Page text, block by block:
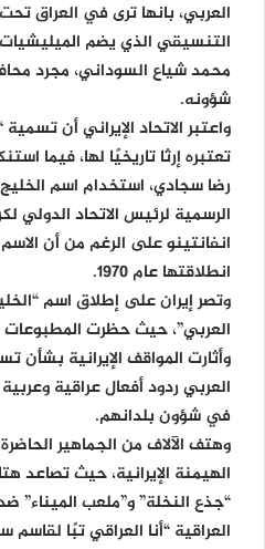
العربي، بانها ترى في العراق
التنسيقي الذي يضم الميليشيات
محمد شياع السوداني، مجرد
شؤونه.
واعتبر الاتحاد الإيراني أن
تعتبره إرثا تاريخيًا لها، فيما
رضا سجادي، استخدام اسم
الرسمية لرئيس الاتحاد الدولي
انفانتينو على الرغم من أن
انطلاقتها عام 1970.
وتصر إيران على إطلاق اسم
العربي”، حيث حظرت المطبوعات
وأثارت المواقف الإيرانية
العربي ردود أفعال عراقية
في شؤون بلدانهم.
وهتف الآلاف من الجماهير
الهيمنة الإيرانية، حيث
“جذع النخلة” و”ملعب الميناء”
العراقية “أنا العراقي تبًا لقاسم